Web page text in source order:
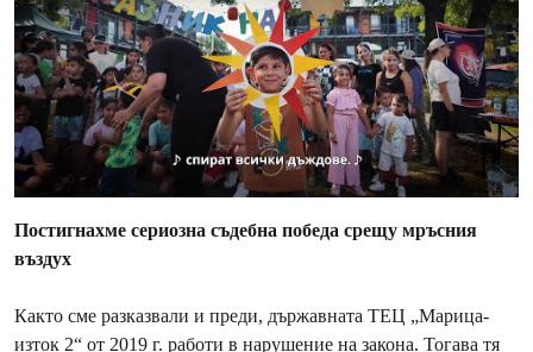
Постигнахме сериозна съдебна победа срещу мръсния
въздух
Както сме разказвали и преди, държавната ТЕЦ „Марица-
изток 2“ от 2019 г. работи в нарушение на закона. Тогава тя